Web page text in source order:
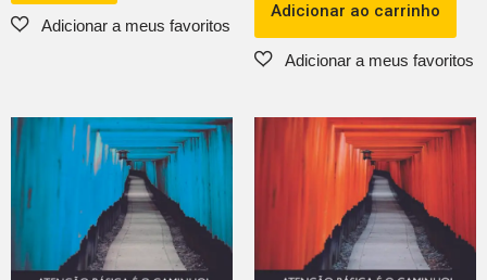
Adicionar ao carrinho